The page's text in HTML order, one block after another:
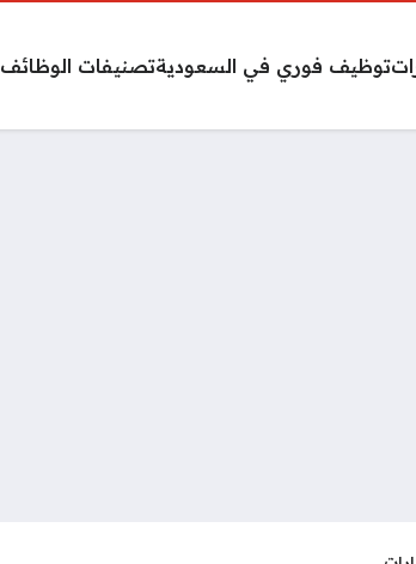
توظيف فوري في السعوديةتصنيفات الوظائف